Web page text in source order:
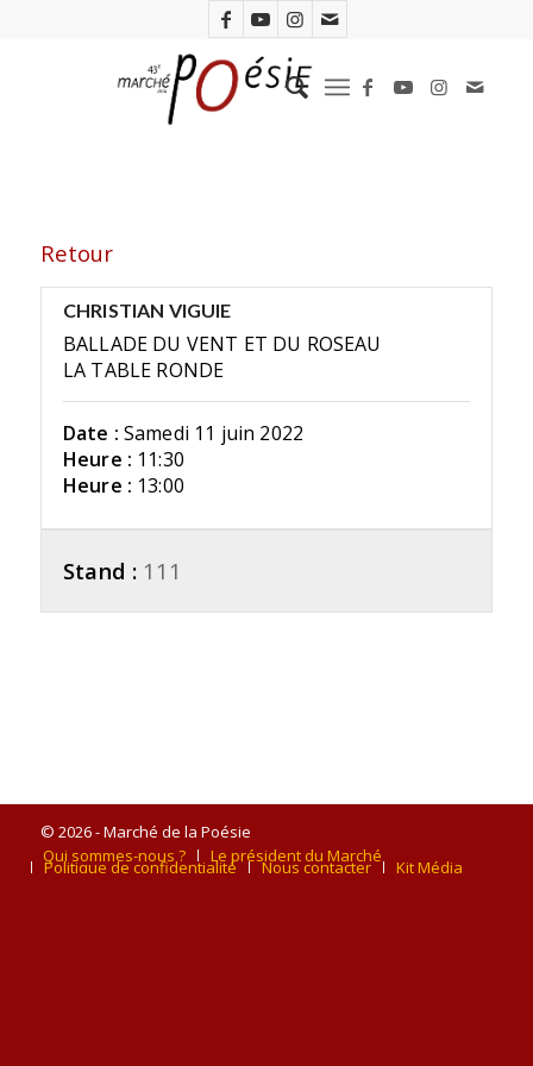
Retour
CHRISTIAN VIGUIE
BALLADE DU VENT ET DU ROSEAU
LA TABLE RONDE
Date : Samedi 11 juin 2022
Heure : 11:30
Heure : 13:00
Stand : 111
© 2026 - Marché de la Poésie
Qui sommes-nous ?
Le président du Marché
Politique de confidentialité Nous contacter Kit Média